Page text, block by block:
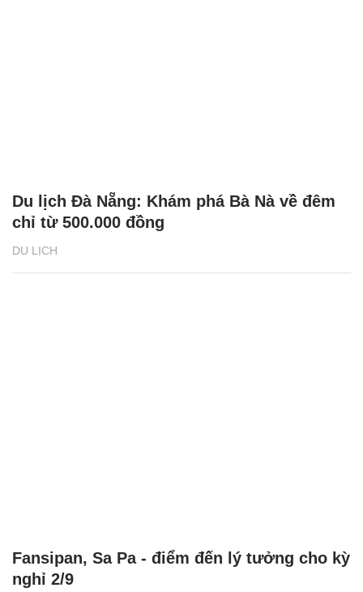
DU LỊCH
Du lịch Đà Nẵng: Khám phá Bà Nà về đêm
chỉ từ 500.000 đồng
Fansipan, Sa Pa - điểm đến lý tưởng cho kỳ
nghỉ 2/9